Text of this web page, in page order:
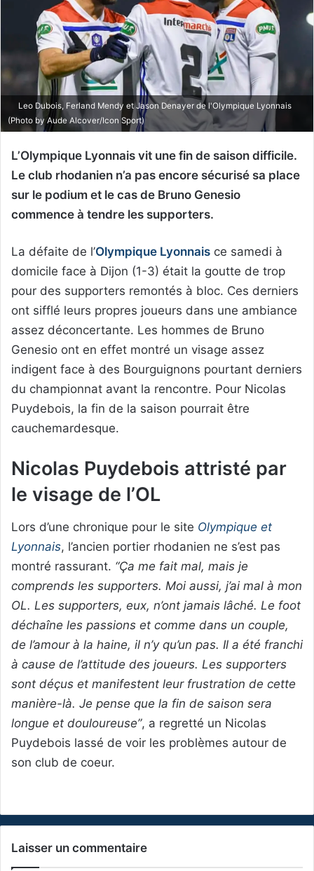
Leo Dubois, Ferland Mendy et Jason Denayer de l'Olympique Lyonnais
(Photo by Aude Alcover/Icon Sport)
L’Olympique Lyonnais vit une fin de saison difficile.
Le club rhodanien n’a pas encore sécurisé sa place
sur le podium et le cas de Bruno Genesio
commence à tendre les supporters.
La défaite de l’Olympique Lyonnais ce samedi à
domicile face à Dijon (1-3) était la goutte de trop
pour des supporters remontés à bloc. Ces derniers
ont sifflé leurs propres joueurs dans une ambiance
assez déconcertante. Les hommes de Bruno
Genesio ont en effet montré un visage assez
indigent face à des Bourguignons pourtant derniers
du championnat avant la rencontre. Pour Nicolas
Puydebois, la fin de la saison pourrait être
cauchemardesque.
Nicolas Puydebois attristé par
le visage de l’OL
Lors d’une chronique pour le site Olympique et
Lyonnais, l’ancien portier rhodanien ne s’est pas
montré rassurant. “Ça me fait mal, mais je
comprends les supporters. Moi aussi, j’ai mal à mon
OL. Les supporters, eux, n’ont jamais lâché. Le foot
déchaîne les passions et comme dans un couple,
de l’amour à la haine, il n’y qu’un pas. Il a été franchi
à cause de l’attitude des joueurs. Les supporters
sont déçus et manifestent leur frustration de cette
manière-là. Je pense que la fin de saison sera
longue et douloureuse”, a regretté un Nicolas
Puydebois lassé de voir les problèmes autour de
son club de coeur.
Laisser un commentaire